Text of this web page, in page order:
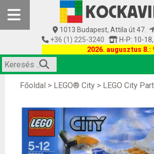
1013 Budapest, Attila út 47.
+36 (1) 225-3240
H-P: 10-
2026. augusztus 8.:
Főoldal > LEGO® City > LEGO City